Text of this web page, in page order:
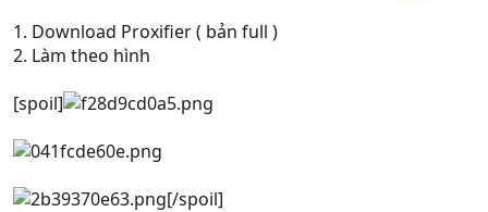
1. Download Proxifier ( bản full )
2. Làm theo hình
[spoil]
[/spoil]